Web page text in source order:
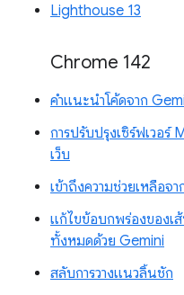
Lighthouse 13
Chrome 142
คำแนะนำโค้ดจาก
การปรับปรุงเซิร์ฟเวอ
เว็บ
เข้าถึงความช่วยเหลือจา
แก้ไขข้อบกพร่องของเ
ทั้งหมดด้วย Gemini
สลับการวางแนวลิ้นชัก